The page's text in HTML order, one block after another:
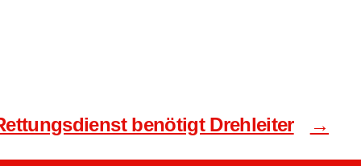
→
benötigt Drehleiter